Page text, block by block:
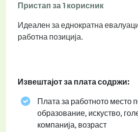
Пристап за 1 корисник
Идеален за еднократна
работна позиција.
Извештајот за плата содржи:
Плата за работното место
образование, искуство,
компанија, возраст